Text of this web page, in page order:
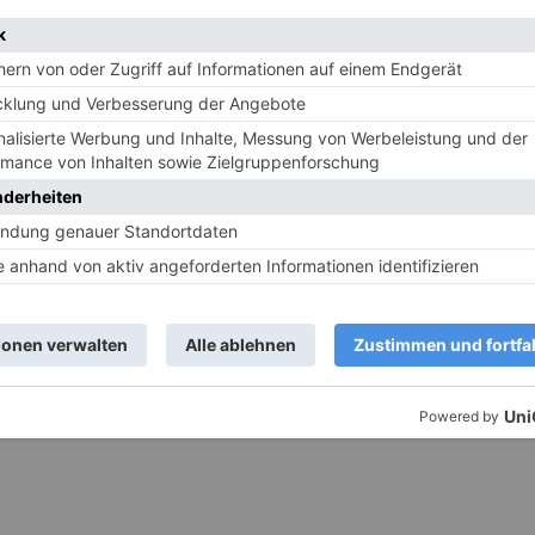
Essen. Sie probiert gerne Neues aus und kocht mit Leidenschaft Rezepte aus